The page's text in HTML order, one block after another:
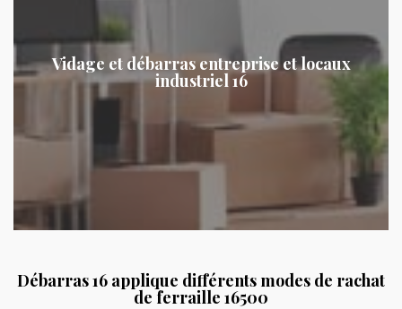
Vidage et débarras entreprise et locaux
industriel 16
Débarras 16 applique différents modes de rachat
de ferraille 16500